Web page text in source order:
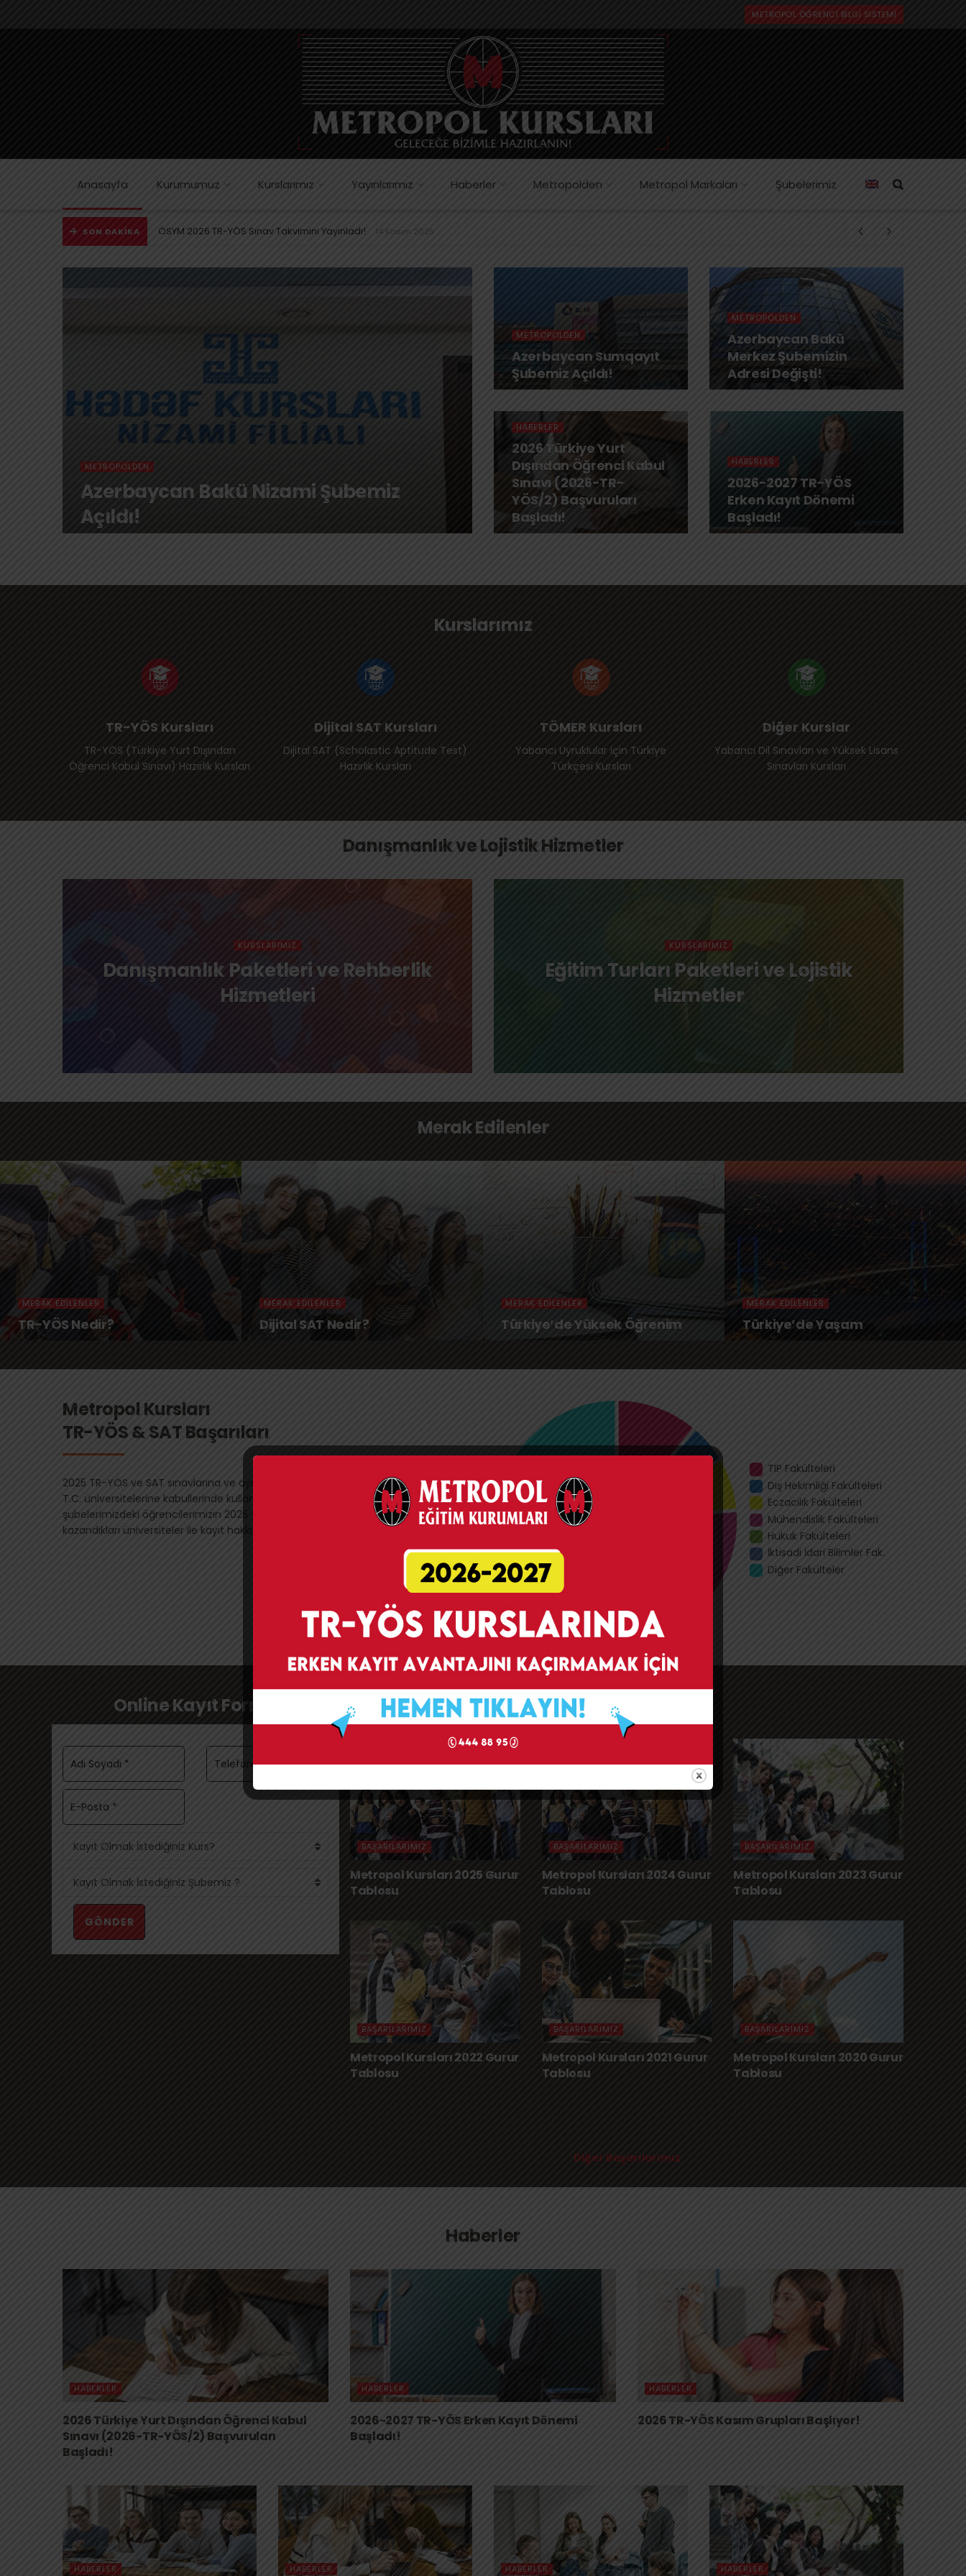
METROPOL ÖĞRENCI BILGI SISTEMI
Anasayfa Kurumumuz Kurslarımız Yayınlarımız Haberler Metropolden Metropol Markaları Şubelerimiz
SON DAKIKA 2025-TR-YÖS/2: Temel Soru Kitapçığı ile Cevap Anahtarı Yayımlandı!
METROPOLDEN
Azerbaycan Bakü Nizami Şubemiz
Açıldı!
METROPOLDEN
Azerbaycan Sumqayıt
Şubemiz Açıldı!
METROPOLDEN
Azerbaycan Bakü
Merkez Şubemizin
Adresi Değişti!
HABERLER
2026 Türkiye Yurt
Dışından Öğrenci Kabul
Sınavı (2026-TR-
YÖS/2) Başvuruları
Başladı!
HABERLER
2026-2027 TR-YÖS
Erken Kayıt Dönemi
Başladı!
Kurslarımız
TR-YÖS Kursları
TR-YÖS (Türkiye Yurt Dışından
Öğrenci Kabul Sınavı) Hazırlık Kursları
Dijital SAT Kursları
Dijital SAT (Scholastic Aptitude Test)
Hazırlık Kursları
TÖMER Kursları
Yabancı Uyruklular için Türkiye
Türkçesi Kursları
Diğer Kurslar
Yabancı Dil Sınavları ve Yüksek Lisans
Sınavları Kursları
Danışmanlık ve Lojistik Hizmetler
KURSLARIMIZ
Danışmanlık Paketleri ve Rehberlik
Hizmetleri
KURSLARIMIZ
Eğitim Turları Paketleri ve Lojistik
Hizmetler
Merak Edilenler
MERAK EDILENLER
TR-YÖS Nedir?
MERAK EDILENLER
Dijital SAT Nedir?
MERAK EDILENLER
Türkiye’de Yüksek Öğrenim
MERAK EDILENLER
Türkiye’de Yaşam
Metropol Kursları
TR-YÖS & SAT Başarıları
2025 TR-YÖS ve SAT sınavlarına ve aynı zamanda yabancı uyruklu öğrencilerin
T.C. üniversitelerine kabullerinde kullanılan diğer uluslararası sınavlara katılan tüm
şubelerimizdeki öğrencilerimizin 2025 – 2026 eğitim öğretim döneminde
kazandıkları üniversiteler ile kayıt hakkı kazandıkları bölümlerin grafiksel dağılımı.
TIP Fakülteleri
Diş Hekimliği Fakülteleri
Eczacılık Fakülteleri
Mühendislik Fakülteleri
Hukuk Fakülteleri
İktisadi İdari Bilimler Fak.
Diğer Fakülteler
Online Kayıt Formu
Kayıt Olmak İstediğiniz Kurs?
Kayıt Olmak İstediğiniz Şubemiz ?
Başarılarımız
BAŞARILARIMIZ
Metropol Kursları 2025 Gurur
Tablosu
BAŞARILARIMIZ
Metropol Kursları 2024 Gurur
Tablosu
BAŞARILARIMIZ
Metropol Kursları 2023 Gurur
Tablosu
BAŞARILARIMIZ
Metropol Kursları 2022 Gurur
Tablosu
BAŞARILARIMIZ
Metropol Kursları 2021 Gurur
Tablosu
BAŞARILARIMIZ
Metropol Kursları 2020 Gurur
Tablosu
Diğer Başarılarımız
Haberler
HABERLER
2026 Türkiye Yurt Dışından Öğrenci Kabul
Sınavı (2026-TR-YÖS/2) Başvuruları
Başladı!
HABERLER
2026-2027 TR-YÖS Erken Kayıt Dönemi
Başladı!
HABERLER
2026 TR-YÖS Kasım Grupları Başlıyor!
HABERLER HABERLER HABERLER HABERLER